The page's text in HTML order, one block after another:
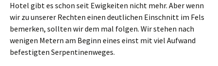
Hotel gibt es schon seit Ewigkeiten nicht mehr. Aber wenn
wir zu unserer Rechten einen deutlichen Einschnitt im Fels
bemerken, sollten wir dem mal folgen. Wir stehen nach
wenigen Metern am Beginn eines einst mit viel Aufwand
befestigten Serpentinenweges.